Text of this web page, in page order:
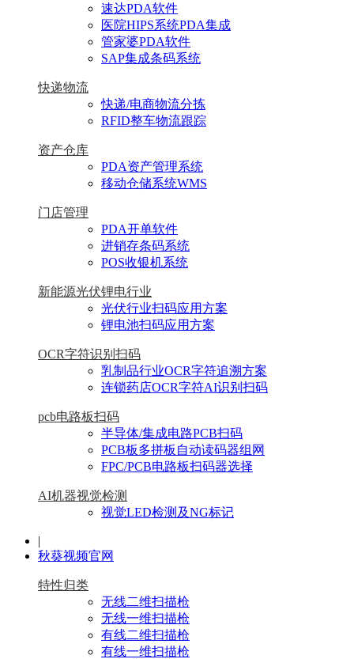
速达PDA软件
医院HIPS系统PDA集成
管家婆PDA软件
SAP集成条码系统
快递物流
快递/电商物流分拣
RFID整车物流跟踪
资产仓库
PDA资产管理系统
移动仓储系统WMS
门店管理
PDA开单软件
进销存条码系统
POS收银机系统
新能源光伏锂电行业
光伏行业扫码应用方案
锂电池扫码应用方案
OCR字符识别扫码
乳制品行业OCR字符追溯方案
连锁药店OCR字符AI识别扫码
pcb电路板扫码
半导体/集成电路PCB扫码
PCB板多拼板自动读码器组网
FPC/PCB电路板扫码器选择
AI机器视觉检测
视觉LED检测及NG标记
|
秋葵视频官网
特性归类
无线二维扫描枪
无线一维扫描枪
有线二维扫描枪
有线一维扫描枪